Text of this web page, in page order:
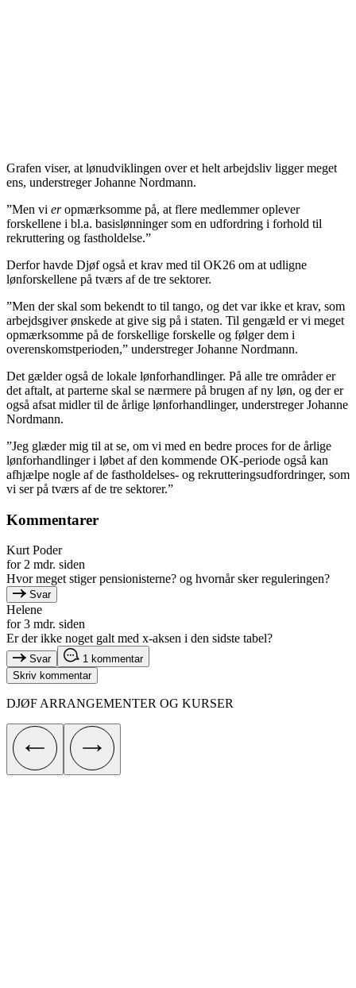
Grafen viser, at lønudviklingen over et helt arbejdsliv ligger meget
ens, understreger Johanne Nordmann.
”Men vi eropmærksomme på, at flere medlemmer oplever
forskellene i bl.a. basislønninger som en udfordring i forhold til
rekruttering og fastholdelse.”
Derfor havde Djøf også et krav med til OK26 om at udligne
lønforskellene på tværs af de tre sektorer.
”Men der skal som bekendt to til tango, og det var ikke et krav, som
arbejdsgiver ønskede at give sig på i staten. Til gengæld er vi meget
opmærksomme på de forskellige forskelle og følger dem i
overenskomstperioden,” understreger Johanne Nordmann.
Det gælder også de lokale lønforhandlinger. På alle tre områder er
det aftalt, at parterne skal se nærmere på brugen af ny løn, og der er
også afsat midler til de årlige lønforhandlinger, understreger Johanne
Nordmann.
”Jeg glæder mig til at se, om vi med en bedre proces for de årlige
lønforhandlinger i løbet af den kommende OK-periode også kan
afhjælpe nogle af de fastholdelses- og rekrutteringsudfordringer, som
vi ser på tværs af de tre sektorer.”
Kommentarer
Kurt Poder
for 2 mdr. siden
Hvor meget stiger pensionisterne? og hvornår sker reguleringen?
Svar
Helene
for 3 mdr. siden
Er der ikke noget galt med x-aksen i den sidste tabel?
Svar
1 kommentar
Skriv kommentar
DJØF ARRANGEMENTER OG KURSER